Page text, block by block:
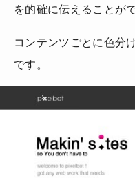
を的確に伝えることが
コンテンツごとに色分
です。